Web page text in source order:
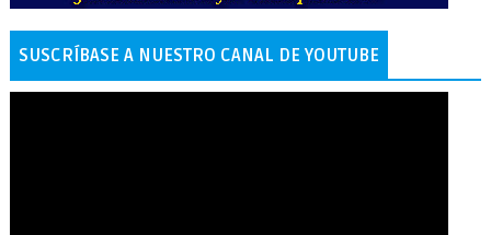
SUSCRÍBASE A NUESTRO CANAL DE YOUTUBE